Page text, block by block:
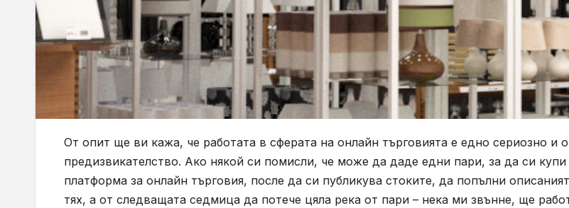
От опит ще ви кажа, че работата в сферата на онлайн търговията е едно сериозно и
предизвикателство. Ако някой си помисли, че може да даде едни пари, за да си купи
платформа за онлайн търговия, после да си публикува стоките, да попълни
тях, а от следващата седмица да потече цяла река от пари – нека ми звънне, ще